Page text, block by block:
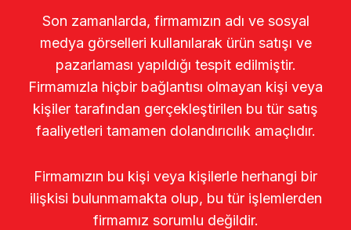
Son zamanlarda, firmamızın adı ve sosyal
medya görselleri kullanılarak ürün satışı ve
pazarlaması yapıldığı tespit edilmiştir.
Firmamızla hiçbir bağlantısı olmayan kişi veya
kişiler tarafından gerçekleştirilen bu tür satış
faaliyetleri tamamen dolandırıcılık amaçlıdır.
Firmamızın bu kişi veya kişilerle herhangi bir
ilişkisi bulunmamakta olup, bu tür işlemlerden
firmamız sorumlu değildir.